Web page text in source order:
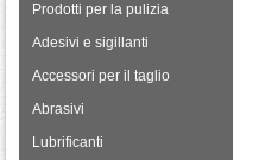
Prodotti per la pulizia
Adesivi e sigillanti
Accessori per il taglio
Abrasivi
Lubrificanti